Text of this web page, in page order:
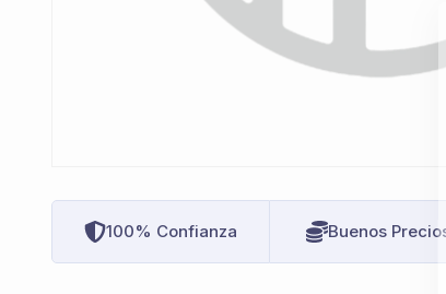
100% Confianza Buenos